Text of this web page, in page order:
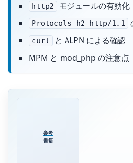
http2 モジュールの有効化
Protocols h2 http/1.1
curl
と ALPN による確認
MPM と mod_php の注意点
参考
書籍